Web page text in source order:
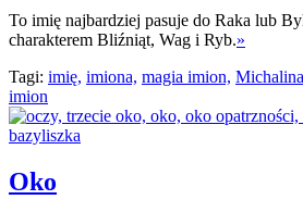
To imię najbardziej pasuje do Raka lub
charakterem Bliźniąt, Wag i Ryb.»
Tagi: imię, imiona, magia imion,
imion
Oko